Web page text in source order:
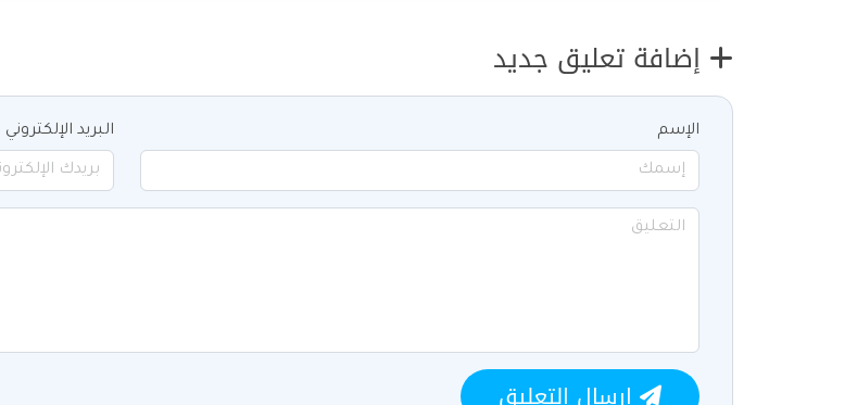
إضافة تعليق جديد
الإسم البريد الإلكتروني
ارسال التعليق